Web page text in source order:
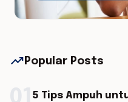
trending_up Popular Posts
5 Tips Ampuh